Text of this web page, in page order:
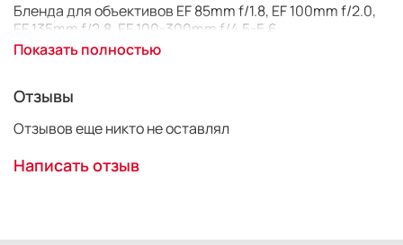
Бленда для объективов EF 85mm f/1.8, EF 100mm f/2.0,
EF 135mm f/2.8, EF 100-300mm f/4.5-5.6
Бленда FUJIMI (нем. Blende от blenden - заслонять) —
предназначенный для борьбы с бликами и засветкой
Многие предпочитают носить ее, т.к. считают, что
практическую ценность.
Показать полностью
Отзывы
Отзывов еще никто не оставлял
Написать отзыв